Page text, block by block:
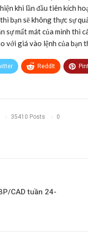
khi lần đầu tiên kích
bạn sẽ không thực sự
sự mất mát của mình thì
với giá vào lệnh của bạn
ReddIt
35410 Posts 0
CAD tuần 24-